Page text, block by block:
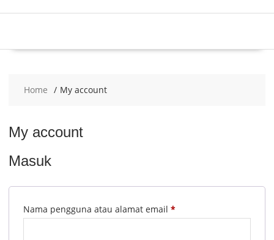
Home My account
My account
Masuk
Nama pengguna atau alamat email *Wajib